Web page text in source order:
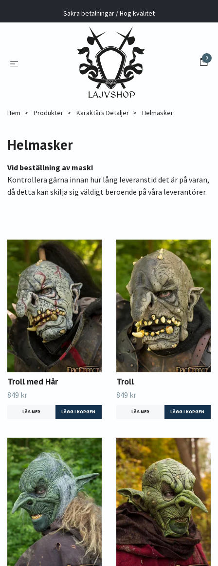
Säkra betalningar / Hög kvalitet
0
Hem Produkter Karaktärs Detaljer Helmasker
Helmasker
Vid beställning av mask!
Kontrollera gärna innan hur lång leveranstid det är på varan,
då detta kan skilja sig väldigt beroende på våra leverantörer.
Troll med Hår
849 kr
LÄS MER
Troll
849 kr
LÄS MER